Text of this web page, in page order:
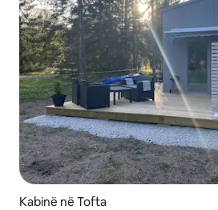
Kabinë në Tofta